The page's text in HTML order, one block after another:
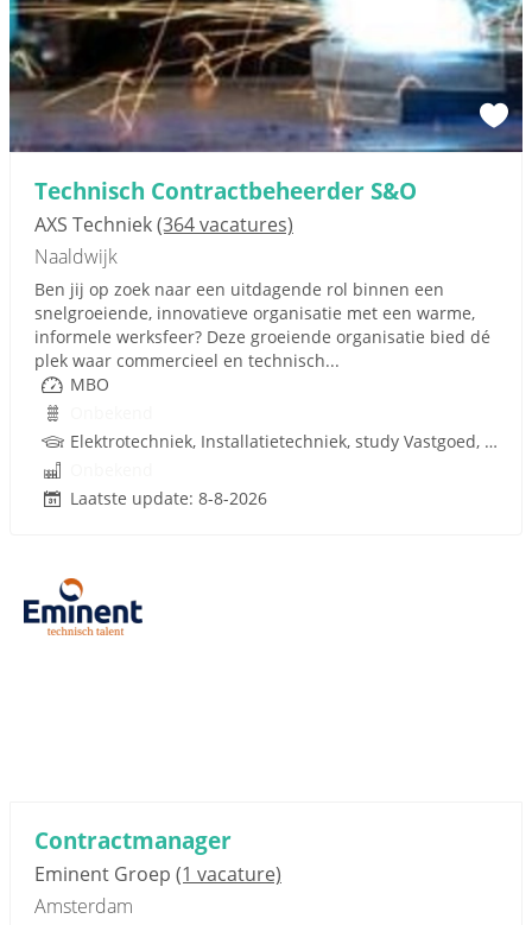
Technisch Contractbeheerder S&O
AXS Techniek(364 vacatures)
Naaldwijk
Ben jij op zoek naar een uitdagende rol binnen een
snelgroeiende, innovatieve organisatie met een warme,
informele werksfeer? Deze groeiende organisatie bied dé
plek waar commercieel en technisch...
MBO
Elektrotechniek, Installatietechniek, study Vastgoed, Werktuigkundige, Techniek, W-Installaties
Laatste update: 8-8-2026
Contractmanager
Eminent Groep (1 vacature)
Amsterdam